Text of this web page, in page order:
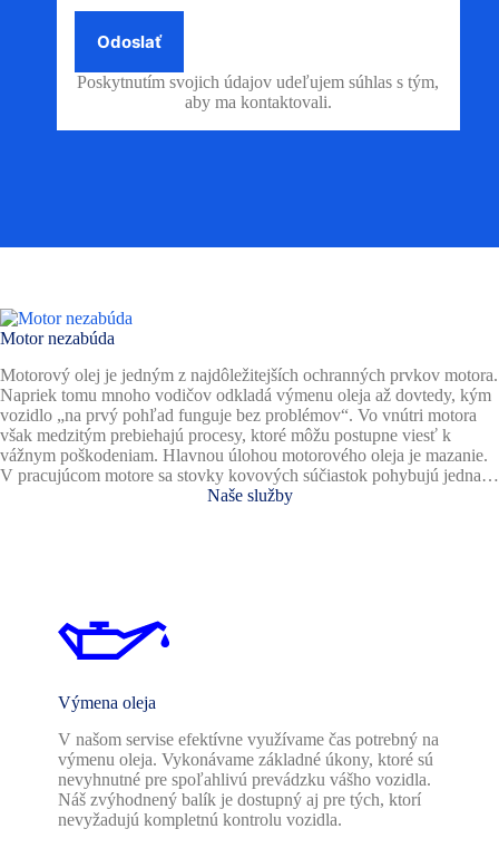
Poskytnutím svojich údajov udeľujem súhlas s tým,
aby ma kontaktovali.
Motor nezabúda
Motorový olej je jedným z najdôležitejších ochranných prvkov motora.
Napriek tomu mnoho vodičov odkladá výmenu oleja až dovtedy, kým
vozidlo „na prvý pohľad funguje bez problémov“. Vo vnútri motora
však medzitým prebiehajú procesy, ktoré môžu postupne viesť k
vážnym poškodeniam. Hlavnou úlohou motorového oleja je mazanie.
V pracujúcom motore sa stovky kovových súčiastok pohybujú jedna…
Naše služby
Výmena oleja
V našom servise efektívne využívame čas potrebný na
výmenu oleja. Vykonávame základné úkony, ktoré sú
nevyhnutné pre spoľahlivú prevádzku vášho vozidla.
Náš zvýhodnený balík je dostupný aj pre tých, ktorí
nevyžadujú kompletnú kontrolu vozidla.